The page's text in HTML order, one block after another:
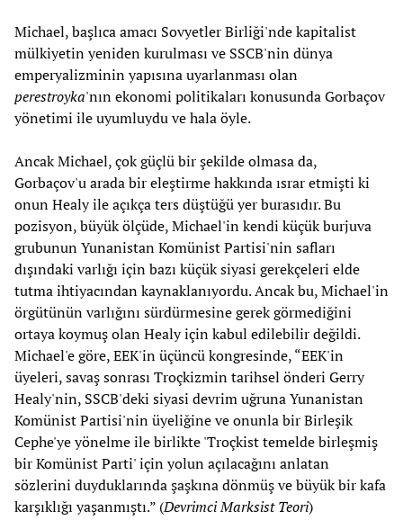
Michael, başlıca amacı Sovyetler Birliği'nde kapitalist
mülkiyetin yeniden kurulması ve SSCB'nin dünya
emperyalizminin yapısına uyarlanması olan
perestroyka'nın ekonomi politikaları konusunda Gorbaçov
yönetimi ile uyumluydu ve hala öyle.
Ancak Michael, çok güçlü bir şekilde olmasa da,
Gorbaçov'u arada bir eleştirme hakkında ısrar etmişti ki
onun Healy ile açıkça ters düştüğü yer burasıdır. Bu
pozisyon, büyük ölçüde, Michael'in kendi küçük burjuva
grubunun Yunanistan Komünist Partisi'nin safları
dışındaki varlığı için bazı küçük siyasi gerekçeleri elde
tutma ihtiyacından kaynaklanıyordu. Ancak bu, Michael'in
örgütünün varlığını sürdürmesine gerek görmediğini
ortaya koymuş olan Healy için kabul edilebilir değildi.
Michael'e göre, EEK'in üçüncü kongresinde, “EEK'in
üyeleri, savaş sonrası Troçkizmin tarihsel önderi Gerry
Healy'nin, SSCB'deki siyasi devrim uğruna Yunanistan
Komünist Partisi'nin üyeliğine ve onunla bir Birleşik
Cephe'ye yönelme ile birlikte 'Troçkist temelde birleşmiş
bir Komünist Parti' için yolun açılacağını anlatan
sözlerini duyduklarında şaşkına dönmüş ve büyük bir kafa
karşıklığı yaşanmıştı.” (Devrimci Marksist Teori)